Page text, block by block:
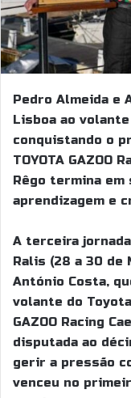
Pedro Almeida e
Lisboa ao
conquistando o
TOYOTA GAZOO
Rêgo termina
aprendizagem e
A terceira
Ralis (28 a 30 de
António Costa,
volante do Toyota
GAZOO Racing
disputada ao
gerir a pressão
venceu no